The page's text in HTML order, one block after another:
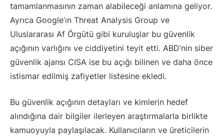
tamamlanmasının zaman alabileceği anlamına geliyor.
Ayrıca Google’ın Threat Analysis Group ve
Uluslararası Af Örgütü gibi kuruluşlar bu güvenlik
açığının varlığını ve ciddiyetini teyit etti. ABD’nin siber
güvenlik ajansı CISA ise bu açığı bilinen ve daha önce
istismar edilmiş zafiyetler listesine ekledi.
Bu güvenlik açığının detayları ve kimlerin hedef
alındığına dair bilgiler ilerleyen araştırmalarla birlikte
kamuoyuyla paylaşılacak. Kullanıcıların ve üreticilerin